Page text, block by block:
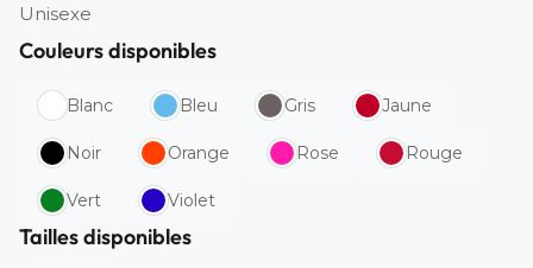
Unisexe
Couleurs disponibles
Blanc Bleu Gris Jaune
Noir Orange Rose Rouge
Vert Violet
Tailles disponibles